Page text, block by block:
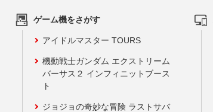
ゲーム機をさがす
アイドルマスター TOURS
機動戦士ガンダム エクストリーム
バーサス２ インフィニットブース
ト
ジョジョの奇妙な冒険 ラストサバ